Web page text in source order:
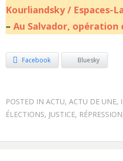
Kourliandsky / Espaces-
– Au Salvador, opération
Facebook Bluesky
POSTED IN ACTU, ACTU DE UNE,
ÉLECTIONS, JUSTICE, RÉPRESSION